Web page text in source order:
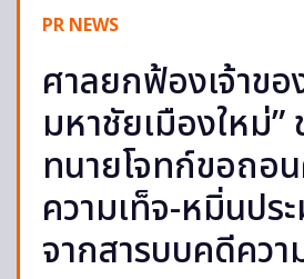
PR NEWS
ศาลยกฟ้องเจ้าขอ
มหาชัยเมืองใหม่”
ทนายโจทก์ขอถอ
ความเท็จ-หมิ่นปร
จากสารบบคดีควา